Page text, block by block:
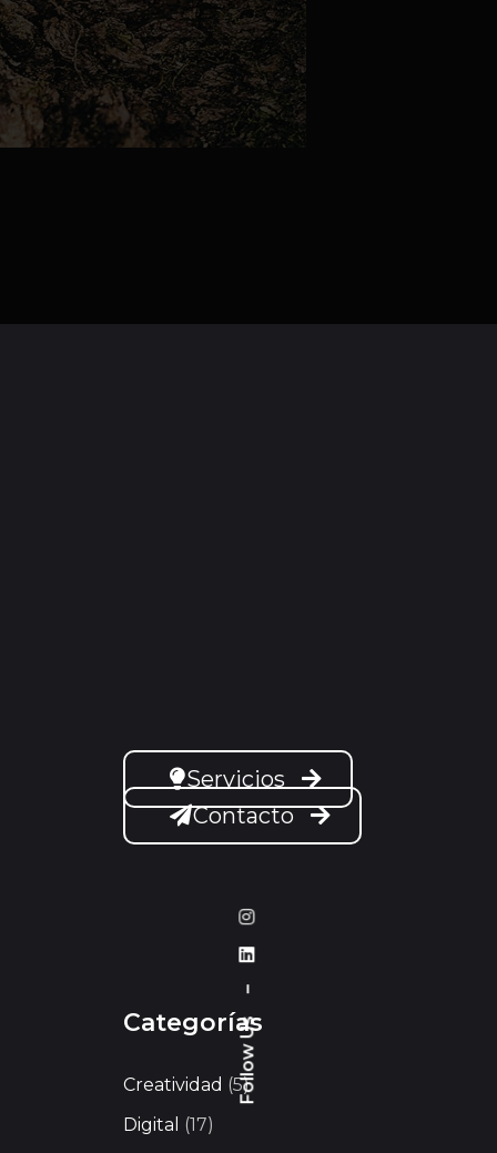
Follow Us
Servicios
Contacto
Categorías
Creatividad (5)
Digital (17)